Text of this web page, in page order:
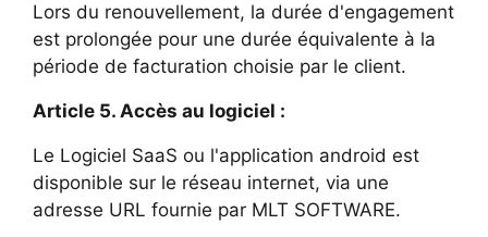
Lors du renouvellement, la durée d'engagement
est prolongée pour une durée équivalente à la
période de facturation choisie par le client.
Article 5. Accès au logiciel :
Le Logiciel SaaS ou l'application android est
disponible sur le réseau internet, via une
adresse URL fournie par MLT SOFTWARE.